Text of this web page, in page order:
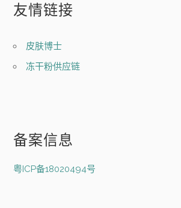
友情链接
皮肤博士
冻干粉供应链
备案信息
粤ICP备18020494号